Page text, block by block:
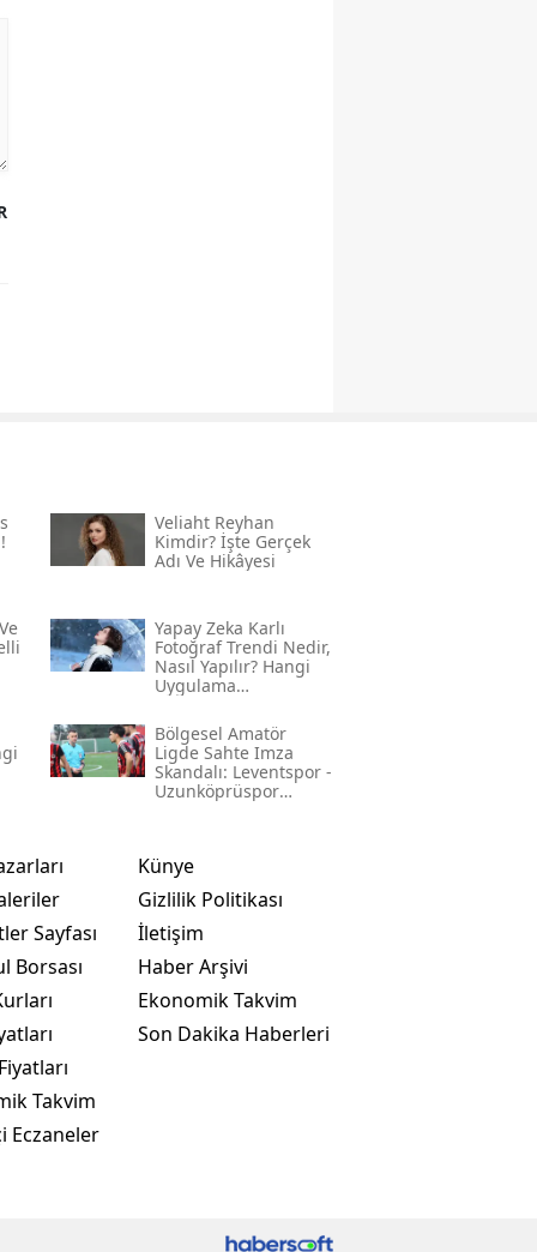
Veliaht Reyhan
Kimdir? İşte Gerçek
Adı Ve Hikâyesi
Yapay Zeka Karlı
Fotoğraf Trendi Nedir,
Nasıl Yapılır? Hangi
Uygulama
Adım Adım Rehber
Bölgesel Amatör
Ligde Sahte Imza
Skandalı: Leventspor -
Uzunköprüspor
Sayfası
Borsası
Takvim
Eczaneler
Künye
Gizlilik Politikası
İletişim
Haber Arşivi
Ekonomik Takvim
Son Dakika Haberleri